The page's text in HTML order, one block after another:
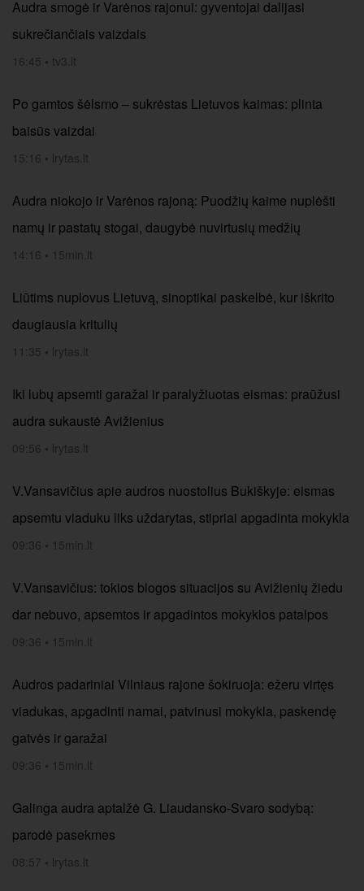
Audra smogė ir Varėnos rajonui: gyventojai dalijasi
sukrečiančiais vaizdais
16:45 • tv3.lt
Po gamtos šėlsmo – sukrėstas Lietuvos kaimas: plinta
baisūs vaizdai
15:16 • lrytas.lt
Audra niokojo ir Varėnos rajoną: Puodžių kaime nuplėšti
namų ir pastatų stogai, daugybė nuvirtusių medžių
14:16 • 15min.lt
Liūtims nuplovus Lietuvą, sinoptikai paskelbė, kur iškrito
daugiausia kritulių
11:35 • lrytas.lt
Iki lubų apsemti garažai ir paralyžiuotas eismas: praūžusi
audra sukaustė Avižienius
09:56 • lrytas.lt
V.Vansavičius apie audros nuostolius Bukiškyje: eismas
apsemtu viaduku liks uždarytas, stipriai apgadinta mokykla
09:36 • 15min.lt
V.Vansavičius: tokios blogos situacijos su Avižienių žiedu
dar nebuvo, apsemtos ir apgadintos mokyklos patalpos
09:36 • 15min.lt
Audros padariniai Vilniaus rajone šokiruoja: ežeru virtęs
viadukas, apgadinti namai, patvinusi mokykla, paskendę
gatvės ir garažai
09:36 • 15min.lt
Galinga audra aptalžė G. Liaudansko-Svaro sodybą:
parodė pasekmes
08:57 • lrytas.lt